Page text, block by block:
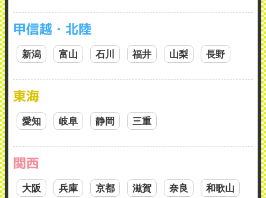
甲信越・北陸
新潟 富山 石川 福井 山梨 長野
東海
愛知 岐阜 静岡 三重
関西
大阪 兵庫 京都 滋賀 奈良 和歌山